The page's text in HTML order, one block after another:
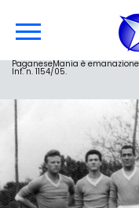
PaganeseMania è
Inf. n. 1154/05.